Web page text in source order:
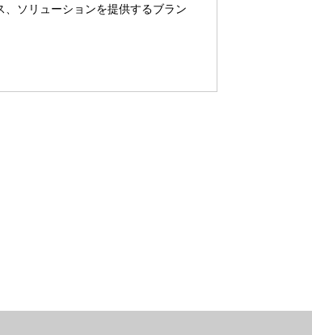
ソリューションを提供するブラン